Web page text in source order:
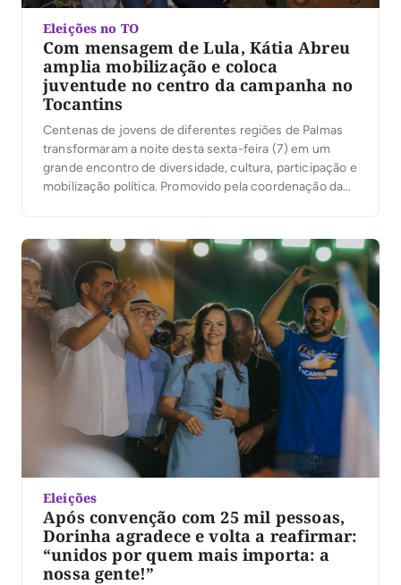
Eleições no TO
Com mensagem de Lula, Kátia Abreu
amplia mobilização e coloca
juventude no centro da campanha no
Tocantins
Centenas de jovens de diferentes regiões de Palmas
transformaram a noite desta sexta-feira (7) em um
grande encontro de diversidade, cultura, participação e
mobilização política. Promovido pela coordenação da
o evento reuniu jovens de Palmas em torno de […]
Eleições
Após convenção com 25 mil pessoas,
Dorinha agradece e volta a reafirmar:
“unidos por quem mais importa: a
nossa gente!”